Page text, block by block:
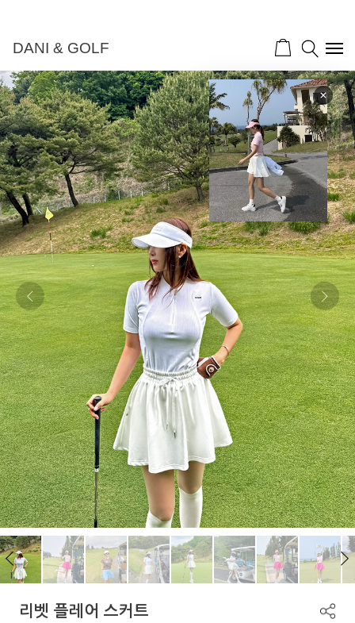
DANI & GOLF
리벳 플레어 스커트